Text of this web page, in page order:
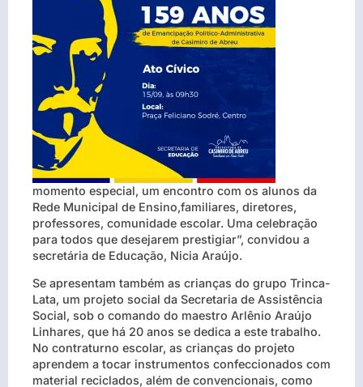
momento especial, um encontro com os alunos da
Rede Municipal de Ensino,familiares, diretores,
professores, comunidade escolar. Uma celebração
para todos que desejarem prestigiar”, convidou a
secretária de Educação, Nicia Araújo.
Se apresentam também as crianças do grupo Trinca-
Lata, um projeto social da Secretaria de Assistência
Social, sob o comando do maestro Arlênio Araújo
Linhares, que há 20 anos se dedica a este trabalho.
No contraturno escolar, as crianças do projeto
aprendem a tocar instrumentos confeccionados com
material reciclados, além de convencionais, como